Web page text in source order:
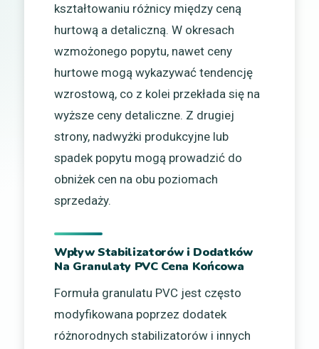
kształtowaniu różnicy między ceną
hurtową a detaliczną. W okresach
wzmożonego popytu, nawet ceny
hurtowe mogą wykazywać tendencję
wzrostową, co z kolei przekłada się na
wyższe ceny detaliczne. Z drugiej
strony, nadwyżki produkcyjne lub
spadek popytu mogą prowadzić do
obniżek cen na obu poziomach
sprzedaży.
Wpływ Stabilizatorów i Dodatków
Na Granulaty PVC Cena Końcowa
Formuła granulatu PVC jest często
modyfikowana poprzez dodatek
różnorodnych stabilizatorów i innych